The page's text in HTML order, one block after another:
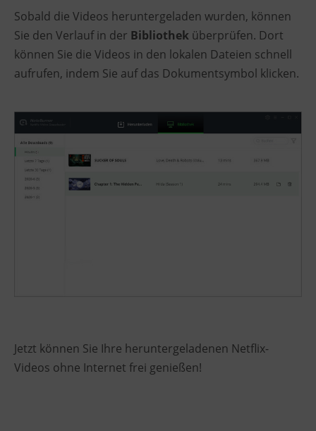
Sobald die Videos heruntergeladen wurden, können
Sie den Verlauf in der Bibliothek überprüfen. Dort
können Sie die Videos in den lokalen Dateien schnell
aufrufen, indem Sie auf das Dokumentsymbol klicken.
Jetzt können Sie Ihre heruntergeladenen Netflix-
Videos ohne Internet frei genießen!